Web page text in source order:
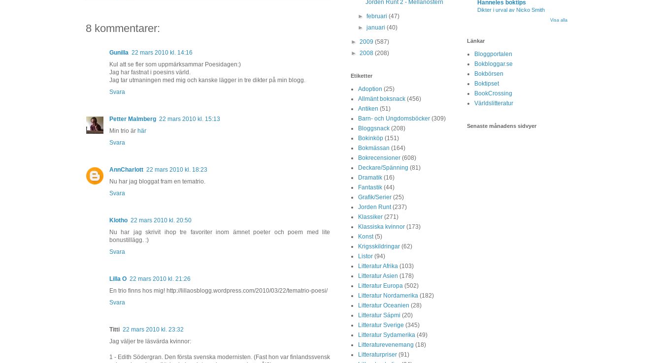
8 kommentarer:
Gunilla 22 mars 2010 kl. 14:16
Kul att se fler som uppmärksammar Poesidagen:)
Jag har fastnat i poesins värld.
Jag tar utmaningen med mig och kanske lägger in tre dikter på min blogg.
Svara
Petter Malmberg 22 mars 2010 kl. 15:13
Min trio är här
Svara
AnnCharlott 22 mars 2010 kl. 18:23
Nu har jag bloggat fram en tematrio.
Svara
Klotho 22 mars 2010 kl. 20:50
Nu har jag skrivit ihop tre favoriter inom ämnet poeter och poem med lite
bonustillägg. :)
Svara
Lilla O 22 mars 2010 kl. 21:26
En trio finns hos mig! http://lillaosblogg.wordpress.com/2010/03/22/tematrio-poesi/
Svara
Titti 22 mars 2010 kl. 23:32
Jag väljer tre läsvärda kvinnor:
1 - Edith Södergran. Den första svenska modernisten. (Fast hon var finlandssvensk
Jorden Runt 2 - Mellanöstern
►februari(47)
►januari(40)
► 2009 (587)
► 2008 (208)
Etiketter
Adoption (25)
Allmänt boksnack (456)
Antiken (51)
Barn- och Ungdomsböcker (309)
Bloggsnack (208)
Bokinköp (151)
Bokmässan (164)
Bokrecensioner (608)
Deckare/Spänning (81)
Dramatik (16)
Fantastik (44)
Grafik/Serier (25)
Jorden Runt (237)
Klassiker (271)
Klassiska kvinnor (173)
Konst (5)
Krigsskildringar (62)
Listor (94)
Litteratur Afrika (103)
Litteratur Asien (178)
Litteratur Europa (502)
Litteratur Nordamerika (182)
Litteratur Oceanien (28)
Litteratur Sápmi (20)
Litteratur Sverige (345)
Litteratur Sydamerika (49)
Litteraturevenemang (18)
Litteraturpriser (91)
Hanneles boktips
Dikter i urval av Nicko Smith
Visa alla
Länkar
Bloggportalen
Bokbloggar.se
Bokbörsen
Boktipset
BookCrossing
Världslitteratur
Senaste månadens sidvyer